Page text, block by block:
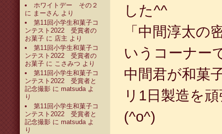
ホワイトデー その２
に まーさん より
第11回小学生和菓子コ
ンテスト2022 受賞者の
お菓子 に 店主 より
第11回小学生和菓子コ
ンテスト2022 受賞者の
お菓子 に こさみつ より
第11回小学生和菓子コ
ンテスト2022 受賞者と
記念撮影 に matsudaよ
り
第11回小学生和菓子コ
ンテスト2022 受賞者と
記念撮影 に matsudaよ
り
した^^
「中間淳太の
いうコーナー
中間君が和菓
リ1日製造を
(^o^)